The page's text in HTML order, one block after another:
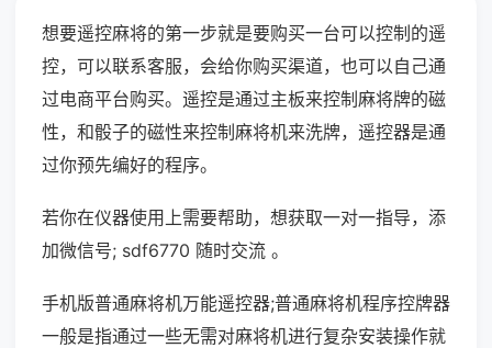
想要遥控麻将的第一步就是要购买一台可以控制的遥
控，可以联系客服，会给你购买渠道，也可以自己通
过电商平台购买。遥控是通过主板来控制麻将牌的磁
性，和骰子的磁性来控制麻将机来洗牌，遥控器是通
过你预先编好的程序。
若你在仪器使用上需要帮助，想获取一对一指导，添
加微信号; sdf6770 随时交流 。
手机版普通麻将机万能遥控器;普通麻将机程序控牌器
一般是指通过一些无需对麻将机进行复杂安装操作就